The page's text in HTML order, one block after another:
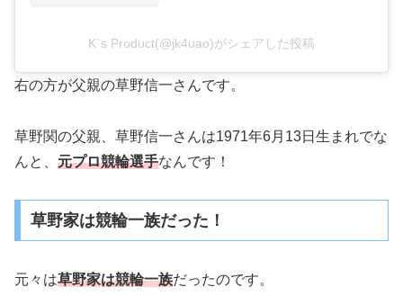
K`s Product(@jk4uao)がシェアした投稿
右の方が父親の草野信一さんです。
草野関の父親、草野信一さんは1971年6月13日生まれでな
んと、 元プロ競輪選手なんです！
草野家は競輪一族だった！
元々は草野家は競輪一族だったのです。